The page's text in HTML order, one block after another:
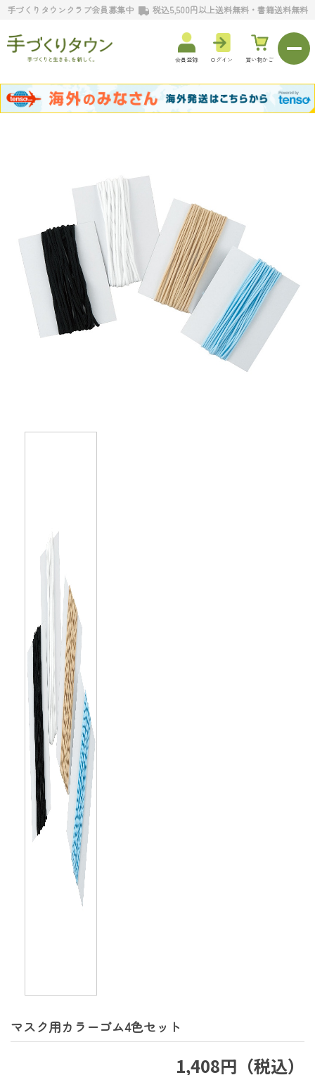
手づくりタウンクラブ会員募集中 税込5,500円以上送料無料・書籍送料無料
会員登録 ログイン 買い物かご
マスク用カラーゴム4色セット
1,408円（税込）